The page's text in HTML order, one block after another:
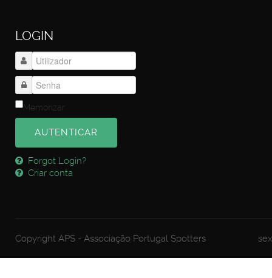
LOGIN
Memorizar
AUTENTICAR
Forgot Login?
Criar conta
Copyright APS - Associação Portugal Spotters